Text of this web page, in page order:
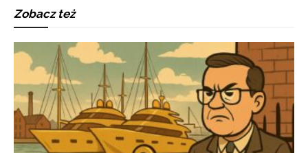
Zobacz też